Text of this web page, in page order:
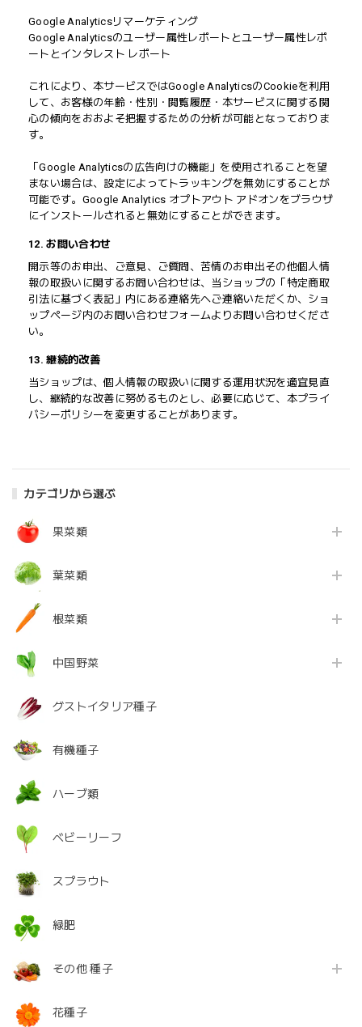
カテゴリから選ぶ
果菜類
葉菜類
根菜類
中国野菜
グストイタリア種子
有機種子
ハーブ類
ベビーリーフ
スプラウト
緑肥
その他 種子
花種子
Google Analyticsリマーケティング
Google Analyticsのユーザー属性レポートとユーザー属性レポ
ートとインタレスト レポート
これにより、本サービスではGoogle AnalyticsのCookieを利用
して、お客様の年齢・性別・閲覧履歴・本サービスに関する関
心の傾向をおおよそ把握するための分析が可能となっておりま
す。
「Google Analyticsの広告向けの機能」を使用されることを望
まない場合は、設定によってトラッキングを無効にすることが
可能です。Google Analytics オプトアウト アドオンをブラウザ
にインストールされると無効にすることができます。
12. お問い合わせ
開示等のお申出、ご意見、ご質問、苦情のお申出その他個人情
報の取扱いに関するお問い合わせは、当ショップの「特定商取
引法に基づく表記」内にある連絡先へご連絡いただくか、ショ
ップページ内のお問い合わせフォームよりお問い合わせくださ
い。
13. 継続的改善
当ショップは、個人情報の取扱いに関する運用状況を適宜見直
し、継続的な改善に努めるものとし、必要に応じて、本プライ
バシーポリシーを変更することがあります。